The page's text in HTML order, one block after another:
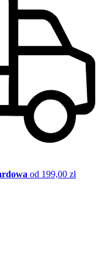
od 199,00 zł